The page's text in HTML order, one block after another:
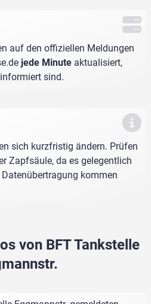
auf den offiziellen Meldungen
jede Minute aktualisiert,
sind.
sich kurzfristig ändern. Prüfen
Zapfsäule, da es gelegentlich
kommen
von BFT Tankstelle